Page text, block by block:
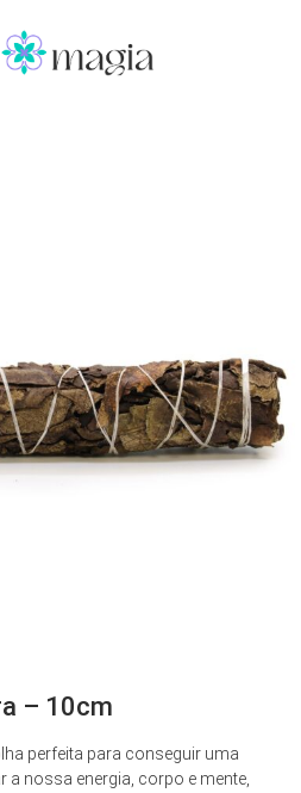
– 10cm
perfeita para conseguir uma
a nossa energia, corpo e mente,